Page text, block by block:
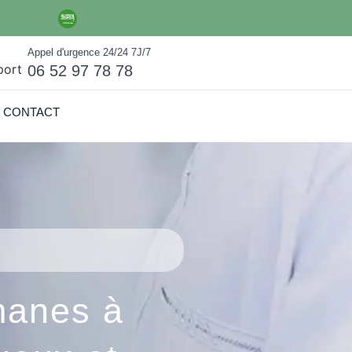
Appel d'urgence 24/24 7J/7
06 52 97 78 78
CONTACT
à